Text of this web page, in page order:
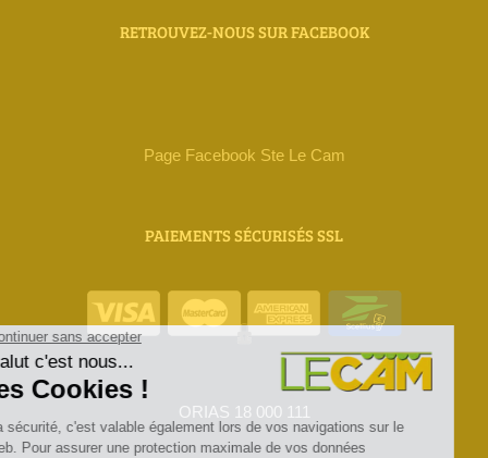
RETROUVEZ-NOUS SUR FACEBOOK
Page Facebook Ste Le Cam
PAIEMENTS SÉCURISÉS SSL
ORIAS 18 000 111